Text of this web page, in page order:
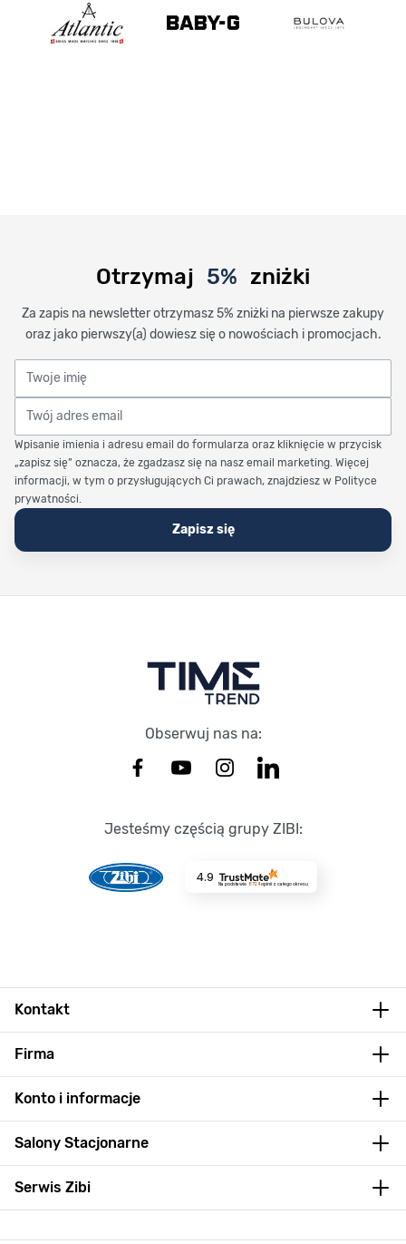
Otrzymaj 5% zniżki
Za zapis na newsletter otrzymasz 5% zniżki na pierwsze zakupy
oraz jako pierwszy(a) dowiesz się o nowościach i promocjach.
Twoje imię
Twój adres email
Wpisanie imienia i adresu email do formularza oraz kliknięcie w przycisk
„zapisz się” oznacza, że zgadzasz się na nasz email marketing. Więcej
informacji, w tym o przysługujących Ci prawach, znajdziesz w Polityce
prywatności.
Zapisz się
Obserwuj nas na:
Jesteśmy częścią grupy ZIBI:
4.9
Na podstawie 8724opinii z całego okresu
Kontakt
Firma
Konto i informacje
Salony Stacjonarne
Serwis Zibi